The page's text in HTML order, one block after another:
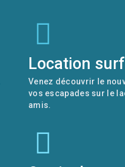
Location
Venez découvrir le
vos escapades sur le
amis.